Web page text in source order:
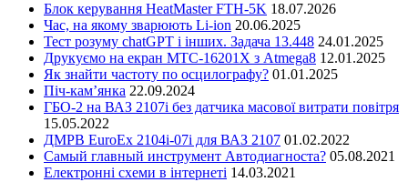
Блок керування HeatMaster FTH-5K 18.07.2026
Час, на якому зварюють Li-ion 20.06.2025
Тест розуму chatGPT і інших. Задача 13.448 24.01.2025
Друкуємо на екран MTC-16201X з Atmega8 12.01.2025
Як знайти частоту по осцилографу? 01.01.2025
Піч-кам’янка 22.09.2024
ГБО-2 на ВАЗ 2107і без датчика масової витрати повітря
15.05.2022
ДМРВ EuroEx 2104i-07i для ВАЗ 2107 01.02.2022
Самый главный инструмент Автодиагноста? 05.08.2021
Електронні схеми в інтернеті 14.03.2021